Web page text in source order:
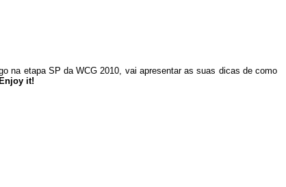
na etapa SP da WCG 2010, vai apresentar as suas dicas de como
Enjoy it!